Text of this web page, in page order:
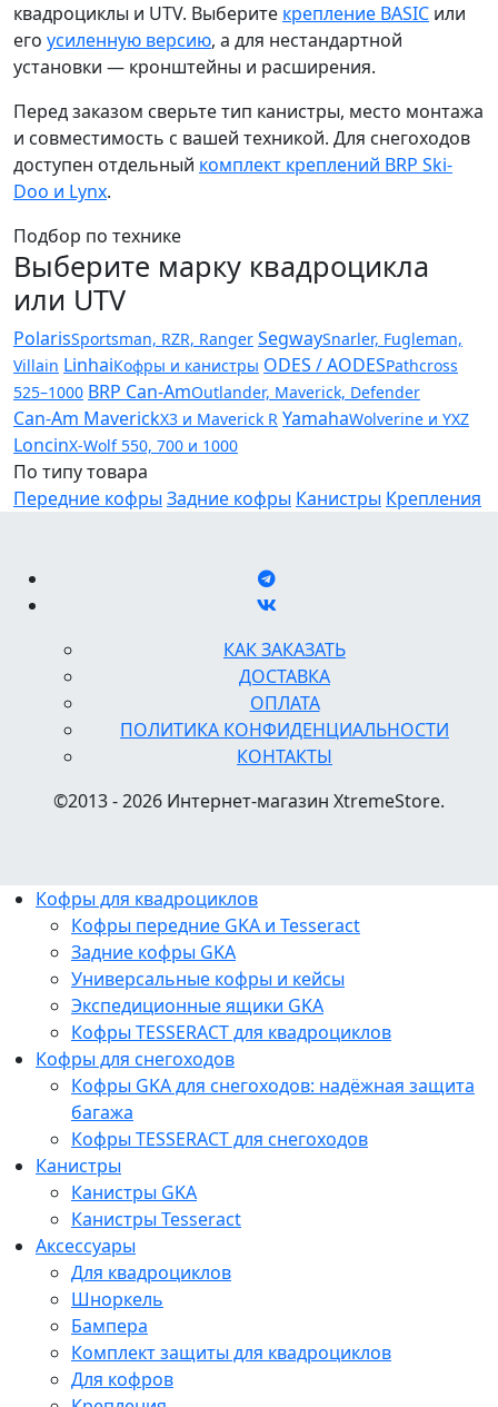
квадроциклы и UTV. Выберите крепление BASIC или
его усиленную версию, а для нестандартной
установки — кронштейны и расширения.
Перед заказом сверьте тип канистры, место монтажа
и совместимость с вашей техникой. Для снегоходов
доступен отдельный комплект креплений BRP Ski-
Doo и Lynx.
Подбор по технике
Выберите марку квадроцикла
или UTV
PolarisSportsman, RZR, Ranger SegwaySnarler, Fugleman,
Villain LinhaiКофры и канистры ODES / AODESPathcross
525–1000 BRP Can‑AmOutlander, Maverick, Defender
Can‑Am MaverickX3 и Maverick R YamahaWolverine и YXZ
LoncinX-Wolf 550, 700 и 1000
По типу товара
Передние кофры Задние кофры Канистры Крепления
КАК ЗАКАЗАТЬ
ДОСТАВКА
ОПЛАТА
ПОЛИТИКА КОНФИДЕНЦИАЛЬНОСТИ
КОНТАКТЫ
©2013 - 2026 Интернет-магазин XtremeStore.
Кофры для квадроциклов
Кофры передние GKA и Tesseract
Задние кофры GKA
Универсальные кофры и кейсы
Экспедиционные ящики GKA
Кофры TESSERACT для квадроциклов
Кофры для снегоходов
Кофры GKA для снегоходов: надёжная защита
багажа
Кофры TESSERACT для снегоходов
Канистры
Канистры GKA
Канистры Tesseract
Аксессуары
Для квадроциклов
Шноркель
Бампера
Комплект защиты для квадроциклов
Для кофров